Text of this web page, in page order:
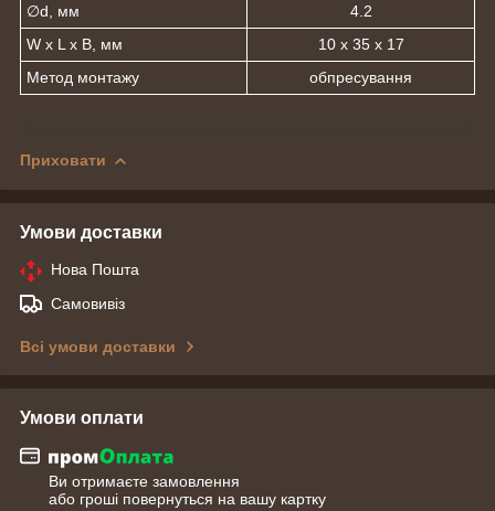
∅d, мм
4.2
W х L х В, мм
10 х 35 х 17
Метод монтажу
обпресування
Приховати
Умови доставки
Нова Пошта
Самовивіз
Всі умови доставки
Умови оплати
Ви отримаєте замовлення
або гроші повернуться на вашу картку